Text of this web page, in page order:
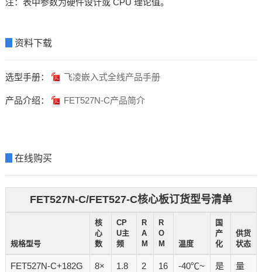
注：表中参数为硬件设计或 CPU 理论值。
资料下载
选型手册： 飞凌嵌入式全线产品手册
产品介绍： FET527N-C产品简介
在线购买
FET527N-C/FET527-C核心板订货型号清单
规格型号
核
心
数
CP
U主
频
R
A
M
R
O
M
温度
国
产
化
供货
状态
FET527N-C+182G
8×
1.8
2
16
-40℃~
是
量